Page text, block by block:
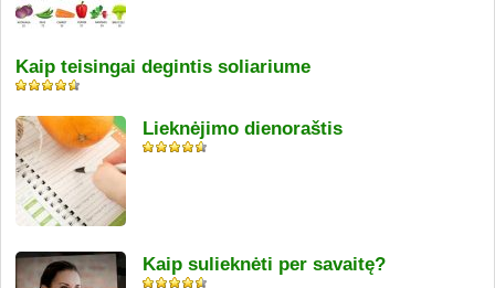
Kaip teisingai degintis soliariume
Lieknėjimo dienoraštis
Kaip sulieknėti per savaitę?